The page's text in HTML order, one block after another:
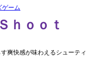
ゲーム
ｈｏｏｔ
爽快感が味わえるシューテ